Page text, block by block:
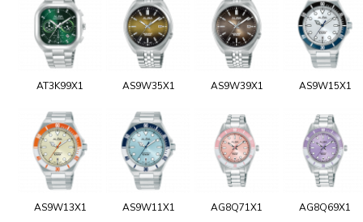
AT3K99X1 AS9W35X1 AS9W39X1 AS9W15X1
AS9W13X1 AS9W11X1 AG8Q71X1 AG8Q69X1